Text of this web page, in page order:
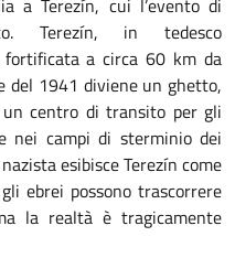
a Terezín, cui l’evento di
Terezín, in tedesco
a circa 60 km da
del 1941 diviene un ghetto,
centro di transito per gli
nei campi di sterminio dei
esibisce Terezín come
ebrei possono trascorrere
la realtà è tragicamente